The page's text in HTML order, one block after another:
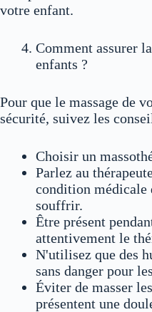
votre enfant.
Comment assurer
enfants ?
Pour que le massage de
sécurité, suivez les
Choisir un
Parlez au
condition médicale
souffrir.
Être présent
attentivement le
N'utilisez que des
sans danger pour
Éviter de masser
présentent une